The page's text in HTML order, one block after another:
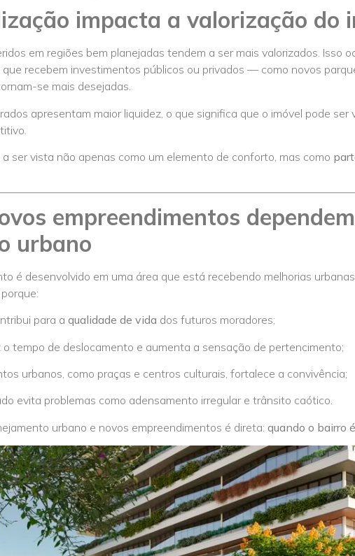
impacta a valorização do
em regiões bem planejadas tendem a ser mais valorizados. Isso
recebem investimentos públicos ou privados — como novos
se mais desejadas.
apresentam maior liquidez, o que significa que o imóvel pode ser
ser vista não apenas como um elemento de conforto, mas como
empreendimentos
urbano
é desenvolvido em uma área que está recebendo melhorias
para a qualidade de vida dos futuros moradores;
tempo de deslocamento e aumenta a sensação de pertencimento;
urbanos, como praças e centros culturais, fortalece a convivência;
evita problemas como adensamento irregular e trânsito caótico.
urbano e novos empreendimentos é direta: quando o bairro